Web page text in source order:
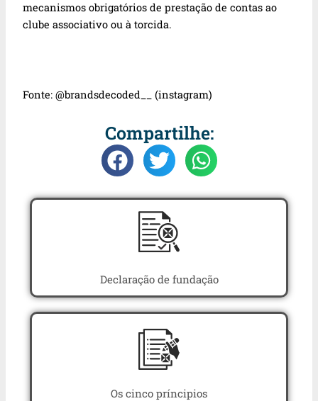
mecanismos obrigatórios de prestação de contas ao
clube associativo ou à torcida.
Fonte: @brandsdecoded__ (instagram)
Compartilhe:
Declaração de fundação
Os cinco príncipios